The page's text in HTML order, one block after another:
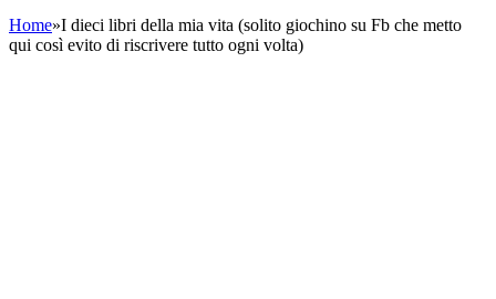
Home»I dieci libri della mia vita (solito giochino su Fb che metto
qui così evito di riscrivere tutto ogni volta)